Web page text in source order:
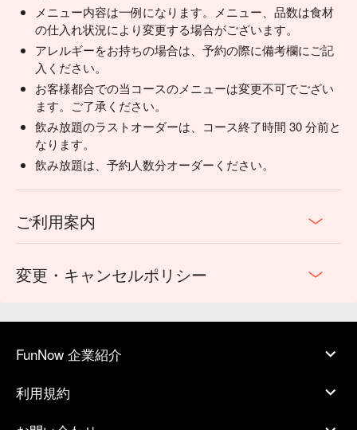
メニュー内容は一例になります。メニュー、品数は食材
の仕入れ状況により変更する場合がございます。
アレルギーをお持ちの場合は、予約の際に備考欄にご記
入ください。
お客様都合での当コースのメニューは変更不可でござい
ます。ご了承ください。
飲み放題のラストオーダーは、コース終了時間 30 分前と
なります。
飲み放題は、予約人数分オーダーください。
ご利用案内
変更・キャンセルポリシー
FunNow 企業紹介
利用規約